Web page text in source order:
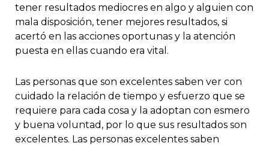
tener resultados mediocres en algo y alguien con
mala disposición, tener mejores resultados, si
acertó en las acciones oportunas y la atención
puesta en ellas cuando era vital.
Las personas que son excelentes saben ver con
cuidado la relación de tiempo y esfuerzo que se
requiere para cada cosa y la adoptan con esmero
y buena voluntad, por lo que sus resultados son
excelentes. Las personas excelentes saben